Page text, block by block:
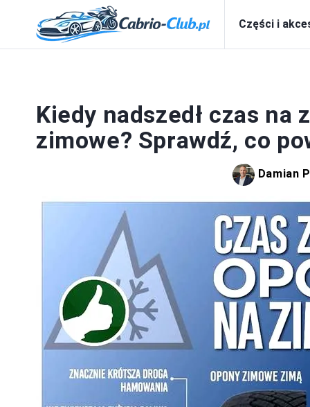
Części i
Kiedy nadszedł czas
zimowe? Sprawdź, co
Damian